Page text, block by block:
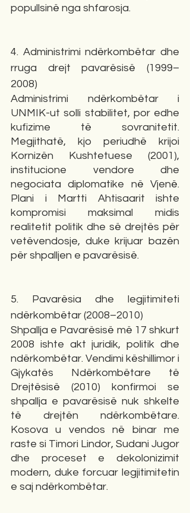
popullsinë nga shfarosja.
4. Administrimi ndërkombëtar dhe
rruga drejt pavarësisë (1999–
2008)
Administrimi ndërkombëtar i
UNMIK-ut solli stabilitet, por edhe
kufizime të sovranitetit.
Megjithatë, kjo periudhë krijoi
Kornizën Kushtetuese (2001),
institucione vendore dhe
negociata diplomatike në Vjenë.
Plani i Martti Ahtisaarit ishte
kompromisi maksimal midis
realitetit politik dhe së drejtës për
vetëvendosje, duke krijuar bazën
për shpalljen e pavarësisë.
5. Pavarësia dhe legjitimiteti
ndërkombëtar (2008–2010)
Shpallja e Pavarësisë më 17 shkurt
2008 ishte akt juridik, politik dhe
ndërkombëtar. Vendimi këshillimor i
Gjykatës Ndërkombëtare të
Drejtësisë (2010) konfirmoi se
shpallja e pavarësisë nuk shkelte
të drejtën ndërkombëtare.
Kosova u vendos në binar me
raste si Timori Lindor, Sudani Jugor
dhe proceset e dekolonizimit
modern, duke forcuar legjitimitetin
e saj ndërkombëtar.